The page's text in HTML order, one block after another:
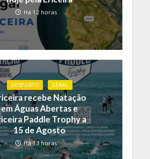
Há 12 horas
DESPORTO GERAL
recebe Natação
em Águas Abertas e
Paddle Trophy a
15 de Agosto
Há 13 horas